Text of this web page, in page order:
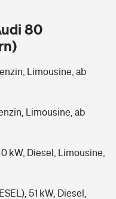
Ihr Haus?
finden
deine Kids
ich im Alter?
80
Limousine, ab
Limousine, ab
kW, Diesel, Limousine,
51 kW, Diesel,